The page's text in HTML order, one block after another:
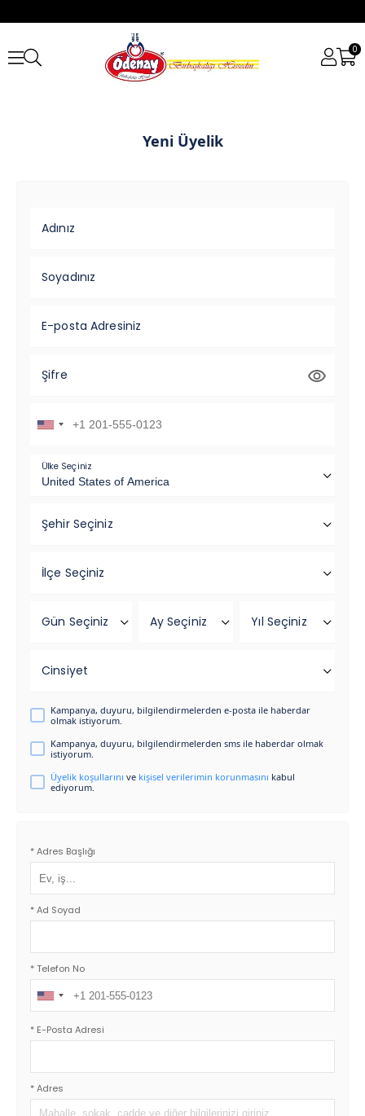
0
Yeni Üyelik
Adınız
Soyadınız
E-posta Adresiniz
Şifre
Ülke Seçiniz
Şehir Seçiniz
İlçe Seçiniz
Gün Seçiniz Ay Seçiniz Yıl Seçiniz
Cinsiyet
Kampanya, duyuru, bilgilendirmelerden e-posta ile haberdar
olmak istiyorum.
Kampanya, duyuru, bilgilendirmelerden sms ile haberdar olmak
istiyorum.
Üyelik koşullarını ve kişisel verilerimin korunmasını kabul
ediyorum.
* Adres Başlığı
* Ad Soyad
* Telefon No
* E-Posta Adresi
* Adres